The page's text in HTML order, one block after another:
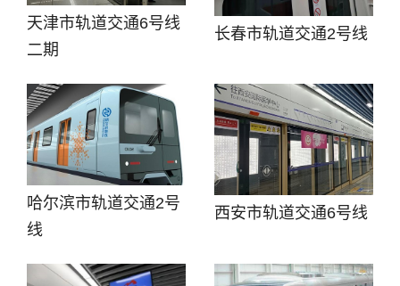
天津市轨道交通6号线
二期
长春市轨道交通2号线
哈尔滨市轨道交通2号
线
西安市轨道交通6号线